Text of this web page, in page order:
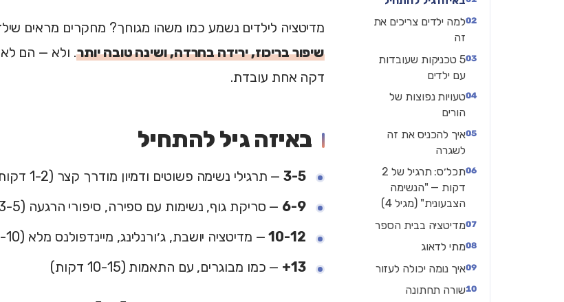
למה ילדים צריכים את
זה
5 טכניקות שעובדות
עם ילדים
טעויות נפוצות של
הורים
איך להכניס את זה
לשגרה
תכל׳ס: תרגיל של 2
דקות — "הנשימה
הצבעונית" (מגיל 4)
מדיטציה בבית הספר
מתי לדאוג
איך נומה יכולה לעזור
שורה תחתונה
מדיטציה לילדים נשמע כמו משהו מגוחך? מחקרים מראים
שיפור בריכוז, ירידה בחרדה, ושינה טובה יותר
דקה אחת עובדת.
באיזה גיל להתחיל
3-5— תרגילי נשימה פשוטים ודמיון מודרך קצר (1-2 דקות)
6-9 — סריקת גוף, נשימות עם ספירה, סיפורי הרגעה (3-5 דקות)
10-12— מדיטציה יושבת, ג׳ורנלינג, מיינדפולנס מלא (5-10 דקות)
13+
— כמו מבוגרים, עם התאמות (10-15 דקות)